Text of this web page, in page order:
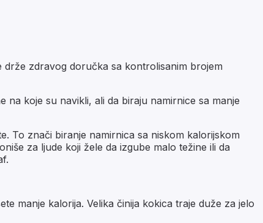
drže zdravog doručka sa kontrolisanim brojem
na koje su navikli, ali da biraju namirnice sa manje
To znači biranje namirnica sa niskom kalorijskom
za ljude koji žele da izgube malo težine ili da
manje kalorija. Velika činija kokica traje duže za jelo